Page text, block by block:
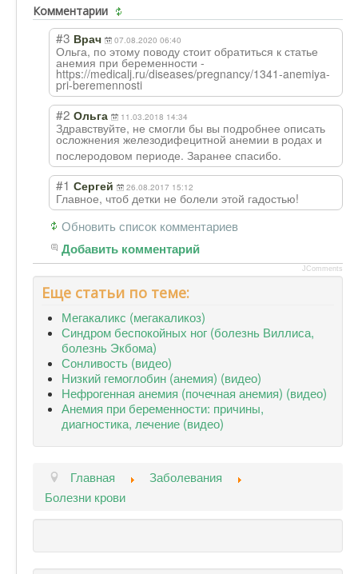
Комментарии
#3 Врач 07.08.2020 06:40
Ольга, по этому поводу стоит обратиться к статье
анемия при беременности -
https://medicalj.ru/diseases/pregnancy/1341-anemiya-
pri-beremennosti
#2 Ольга 11.03.2018 14:34
Здравствуйте, не смогли бы вы подробнее описать
осложнения железодифецитной анемии в родах и
послеродовом периоде. Заранее спасибо.
#1 Сергей 26.08.2017 15:12
Главное, чтоб детки не болели этой гадостью!
Обновить список комментариев
Добавить комментарий
JComments
Еще статьи по теме:
Мегакаликс (мегакаликоз)
Синдром беспокойных ног (болезнь Виллиса,
болезнь Экбома)
Сонливость (видео)
Низкий гемоглобин (анемия) (видео)
Нефрогенная анемия (почечная анемия) (видео)
Анемия при беременности: причины,
диагностика, лечение (видео)
Главная
Заболевания
Болезни крови